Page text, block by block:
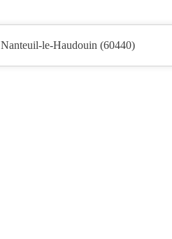
Nanteuil-le-Haudouin (60440)